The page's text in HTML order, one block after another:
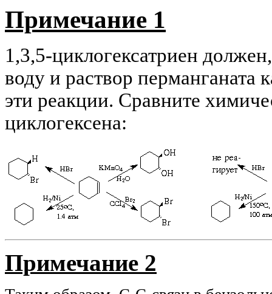
Примечание 1
1,3,5-циклогексатриен
воду и раствор перманганата
эти реакции. Сравните
циклогексена:
Примечание 2